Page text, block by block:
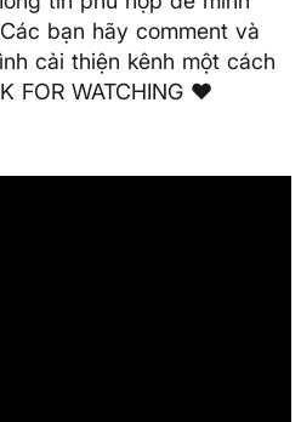
bạn hãy comment và
cải thiện kênh một cách
FOR WATCHING ❤